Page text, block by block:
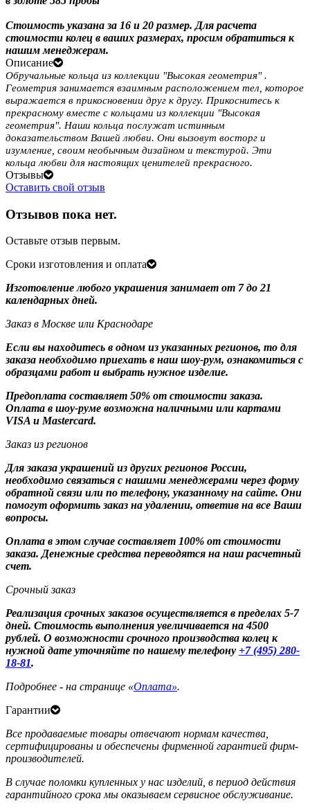
Стоимость указана за 16 и 20 размер. Для расчета
стоимости колец в ваших размерах, просим обратиться к
нашим менеджерам.
Описание
Обручальные кольца из коллекции "Высокая геометрия" .
Геометрия занимается взаимным расположением тел, которое
выражается в прикосновении друг к другу. Прикоснитесь к
прекрасному вместе с кольцами из коллекции "Высокая
геометрия". Наши кольца послужат истинным
доказательством Вашей любви. Они вызовут восторг и
изумление, своим необычным дизайном и текстурой. Эти
кольца любви для настоящих ценителей прекрасного.
Отзывы
Оставить свой отзыв
Отзывов пока нет.
Оставьте отзыв первым.
Сроки изготовления и оплата
Изготовление любого украшения занимает от 7 до 21
календарных дней.
Заказ в Москве или Краснодаре
Если вы находитесь в одном из указанных регионов, то для
заказа необходимо приехать в наш шоу-рум, ознакомиться с
образцами работ и выбрать нужное изделие.
Предоплата составляет 50% от стоимости заказа.
Оплата в шоу-руме возможна наличными или картами
VISA и Mastercard.
Заказ из регионов
Для заказа украшений из других регионов России,
необходимо связаться с нашими менеджерами через форму
обратной связи или по телефону, указанному на сайте. Они
помогут оформить заказ на удалении, ответив на все Ваши
вопросы.
Оплата в этом случае составляет 100% от стоимости
заказа. Денежные средства переводятся на наш расчетный
счет.
Срочный заказ
Реализация срочных заказов осуществляется в пределах 5-7
дней. Стоимость выполнения увеличивается на 4500
рублей. О возможности срочного производства колец к
нужной дате уточняйте по нашему телефону +7 (495) 280-
18-81.
Подробнее - на странице «Оплата».
Гарантии
Все продаваемые товары отвечают нормам качества,
сертифицированы и обеспечены фирменной гарантией фирм-
производителей.
В случае поломки купленных у нас изделий, в период действия
гарантийного срока мы оказываем сервисное обслуживание.